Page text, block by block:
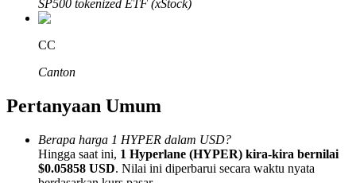
Afiliasi Bitrue
Hingga 65% Komisi!
SP500 tokenized ETF (xStock)
CC
Canton
Pertanyaan Umum
Berapa harga 1 HYPER dalam USD?
Hingga saat ini, 1 Hyperlane (HYPER) kira-kira bernilai
$0.05858 USD. Nilai ini diperbarui secara waktu nyata